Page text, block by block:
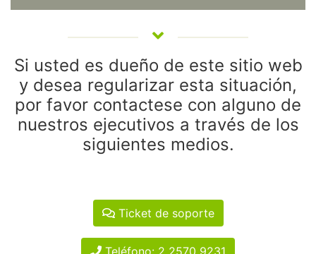
Si usted es dueño de este sitio web
y desea regularizar esta situación,
por favor contactese con alguno de
nuestros ejecutivos a través de los
siguientes medios.
Ticket de soporte
Teléfono: 2 2570 9231